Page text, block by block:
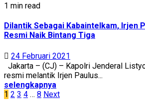
1 min read
Dilantik Sebagai Kabaintelkam, Irjen
Resmi Naik Bintang Tiga
24 Februari 2021
Jakarta – (CJ) – Kapolri Jenderal
resmi melantik Irjen Paulus...
selengkapnya
Navigasi
1 2 3 4 … 8 Next